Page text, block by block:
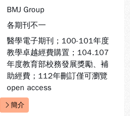
BMJ Group
各期刊不一
醫學電子期刊；100-101年度
教學卓越經費購置；104.107
年度教育部校務發展獎勵、補
助經費；112年刪訂僅可瀏覽
open access
簡介